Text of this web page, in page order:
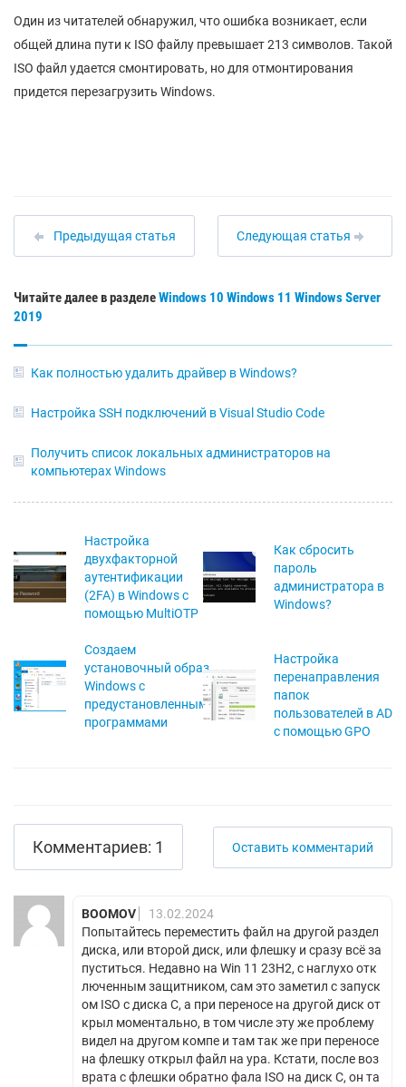
Один из читателей обнаружил, что ошибка возникает, если
общей длина пути к ISO файлу превышает 213 символов. Такой
ISO файл удается смонтировать, но для отмонтирования
придется перезагрузить Windows.
Предыдущая статья Следующая статья
Читайте далее в разделеWindows 10 Windows 11 Windows Server
2019
Как полностью удалить драйвер в Windows?
Настройка SSH подключений в Visual Studio Code
Получить список локальных администраторов на
компьютерах Windows
Настройка
двухфакторной
аутентификации
(2FA) в Windows с
помощью MultiOTP
Как сбросить
пароль
администратора в
Windows?
Создаем
установочный образ
Windows с
предустановленными
программами
Настройка
перенаправления
папок
пользователей в AD
с помощью GPO
Комментариев: 1 Оставить комментарий
BOOMOV
13.02.2024
Попытайтесь переместить файл на другой раздел
диска, или второй диск, или флешку и сразу всё за
пуститься. Недавно на Win 11 23H2, с наглухо отк
люченным защитником, сам это заметил с запуск
ом ISO с диска C, а при переносе на другой диск от
крыл моментально, в том числе эту же проблему
видел на другом компе и там так же при переносе
на флешку открыл файл на ура. Кстати, после воз
врата с флешки обратно фала ISO на диск C, он та